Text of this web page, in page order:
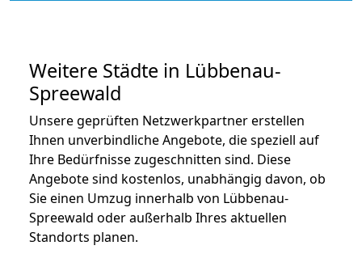
Weitere Städte in Lübbenau-
Spreewald
Unsere geprüften Netzwerkpartner erstellen
Ihnen unverbindliche Angebote, die speziell auf
Ihre Bedürfnisse zugeschnitten sind. Diese
Angebote sind kostenlos, unabhängig davon, ob
Sie einen Umzug innerhalb von Lübbenau-
Spreewald oder außerhalb Ihres aktuellen
Standorts planen.